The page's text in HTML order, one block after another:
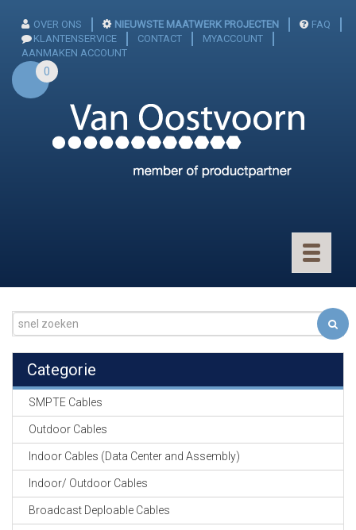
OVER ONS NIEUWSTE MAATWERK PROJECTEN
FAQ
KLANTENSERVICE
CONTACT
MYACCOUNT
AANMAKEN ACCOUNT
0
Toggle
GEVLOCHTEN KOUS
KRIMP KOUS
KOPER KABEL
OP ROL
Categorie
SMPTE Cables
Outdoor Cables
Indoor Cables (Data Center and Assembly)
Indoor/ Outdoor Cables
Broadcast Deploable Cables